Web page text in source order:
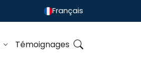
Français
Témoignages